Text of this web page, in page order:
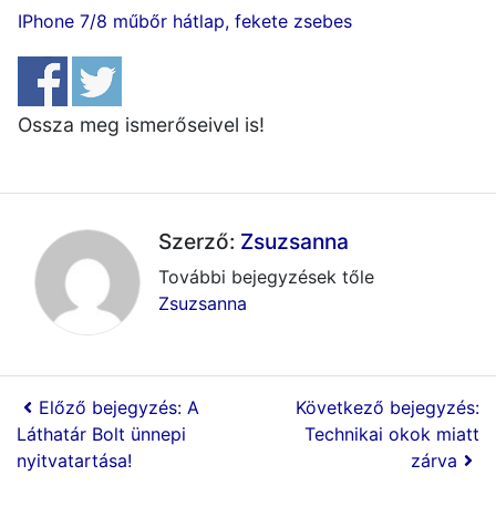
IPhone 7/8 műbőr hátlap, fekete zsebes
Ossza meg ismerőseivel is!
Szerző: Zsuzsanna
További bejegyzések tőle
Zsuzsanna
Előző bejegyzés: A
Láthatár Bolt ünnepi
nyitvatartása!
Következő bejegyzés:
Technikai okok miatt
zárva